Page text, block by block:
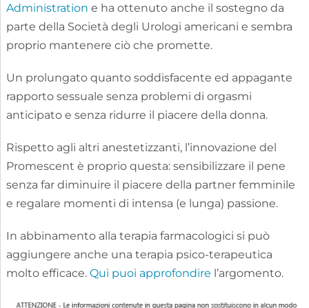
Administration e ha ottenuto anche il sostegno da
parte della Società degli Urologi americani e sembra
proprio mantenere ciò che promette.
Un prolungato quanto soddisfacente ed appagante
rapporto sessuale senza problemi di orgasmi
anticipato e senza ridurre il piacere della donna.
Rispetto agli altri anestetizzanti, l’innovazione del
Promescent è proprio questa: sensibilizzare il pene
senza far diminuire il piacere della partner femminile
e regalare momenti di intensa (e lunga) passione.
In abbinamento alla terapia farmacologici si può
aggiungere anche una terapia psico-terapeutica
molto efficace. Qui puoi approfondire l’argomento.